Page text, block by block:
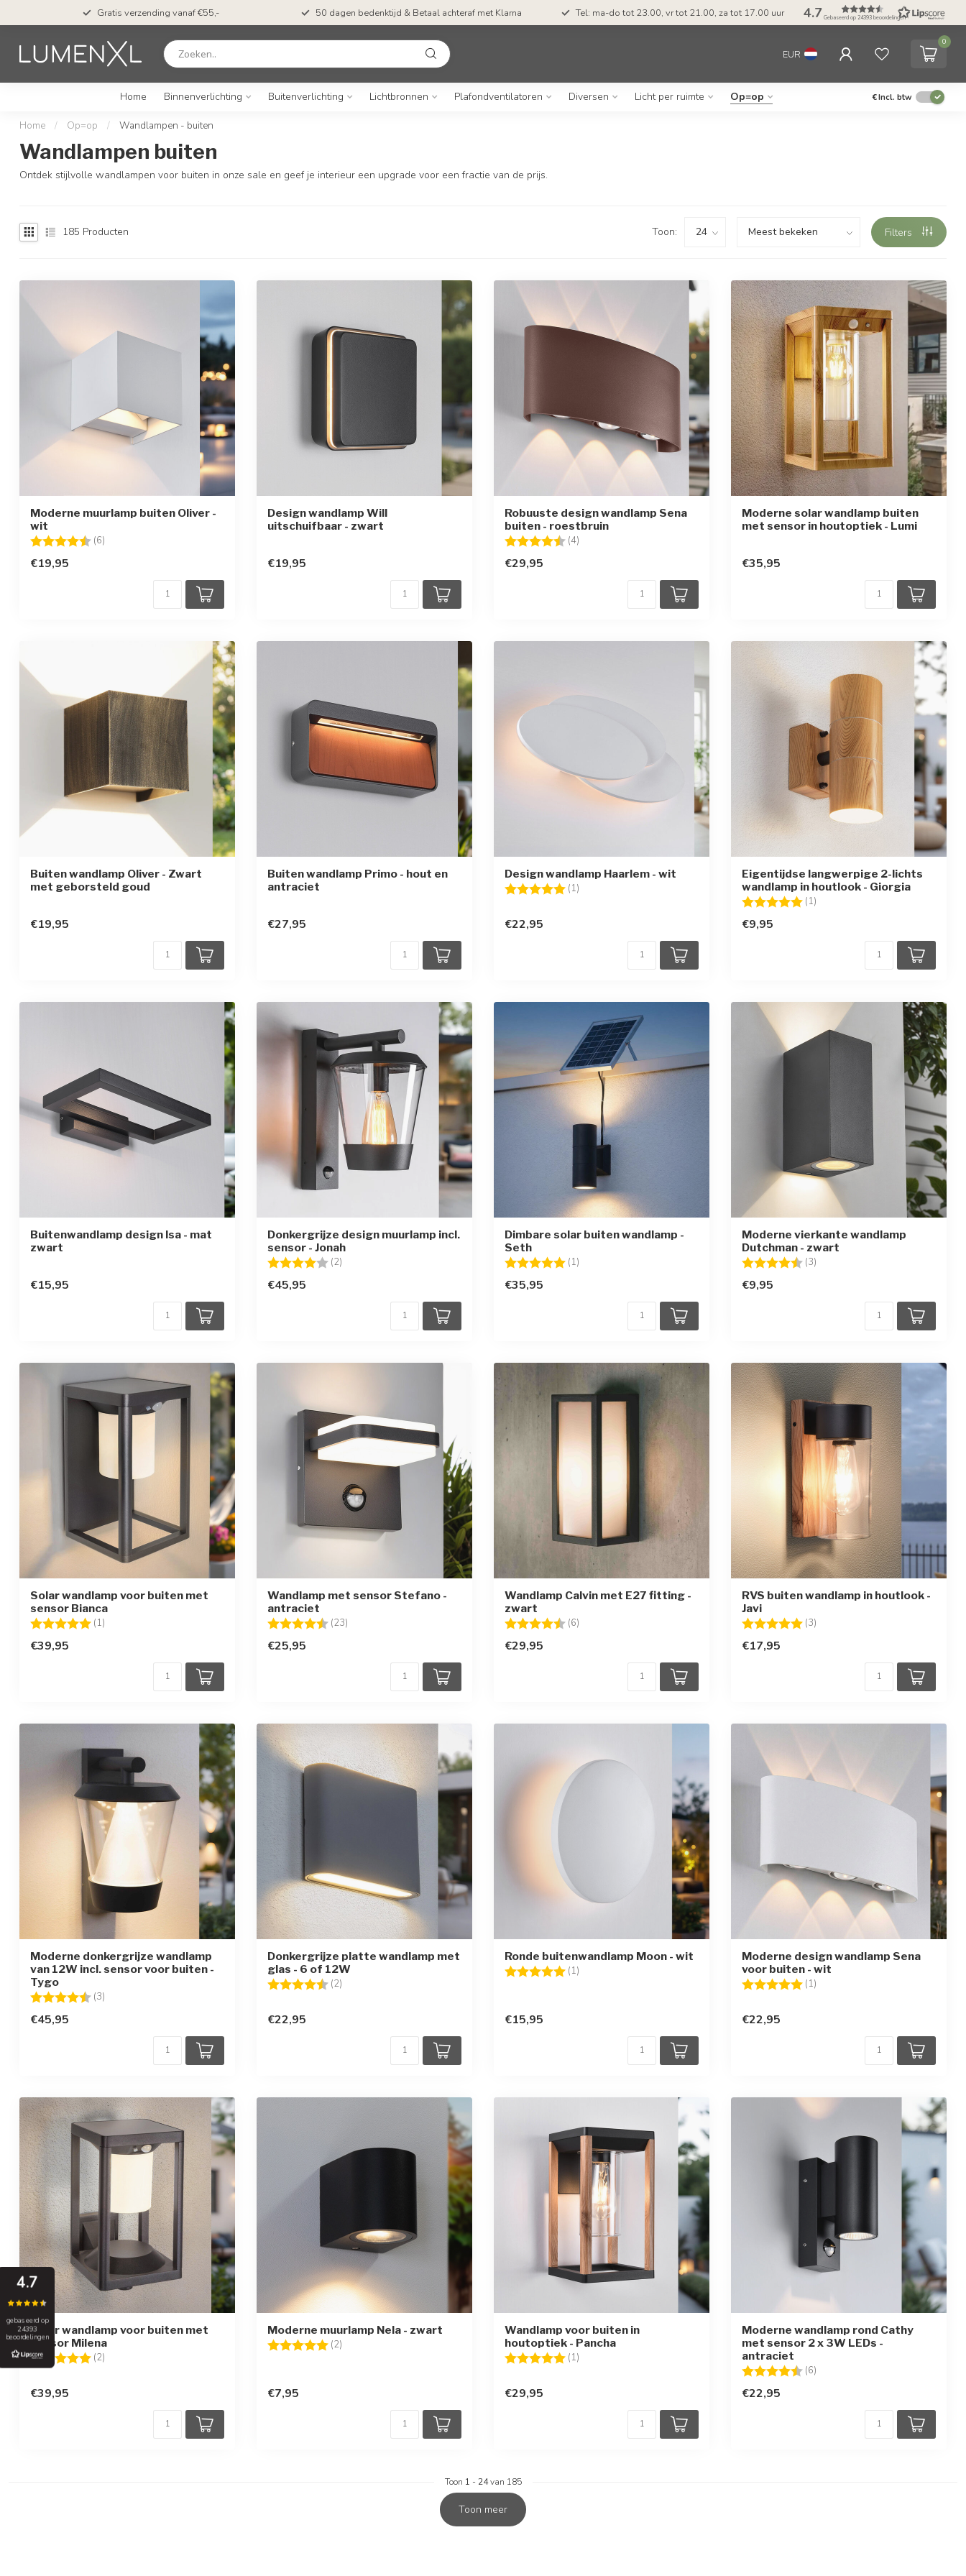
Gratis verzending vanaf €55,- 50 dagen bedenktijd & Betaal achteraf met Klarna Tel: ma-do tot 23.00, vr tot 21.00, za tot 17.00 uur 4.7 Gebaseerd op 24393 beoordelingen
EUR
0
Home Binnenverlichting Buitenverlichting Lichtbronnen Plafondventilatoren Diversen Licht per ruimte Op=op €Incl. btw
Home / Op=op / Wandlampen - buiten
Wandlampen buiten
Ontdek stijlvolle wandlampen voor buiten in onze sale en geef je interieur een upgrade voor een fractie van de prijs.
185 Producten Toon: Filters
Moderne muurlamp buiten Oliver -
wit
Beoordeling: (6)
€19,95
Design wandlamp Will
uitschuifbaar - zwart
€19,95
Robuuste design wandlamp Sena
buiten - roestbruin
Beoordeling: (4)
€29,95
Moderne solar wandlamp buiten
met sensor in houtoptiek - Lumi
€35,95
Buiten wandlamp Oliver - Zwart
met geborsteld goud
€19,95
Buiten wandlamp Primo - hout en
antraciet
€27,95
Design wandlamp Haarlem - wit
Beoordeling: (1)
€22,95
Eigentijdse langwerpige 2-lichts
wandlamp in houtlook - Giorgia
Beoordeling: (1)
€9,95
Buitenwandlamp design Isa - mat
zwart
€15,95
Donkergrijze design muurlamp incl.
sensor - Jonah
Beoordeling: (2)
€45,95
Dimbare solar buiten wandlamp -
Seth
Beoordeling: (1)
€35,95
Moderne vierkante wandlamp
Dutchman - zwart
Beoordeling: (3)
€9,95
Solar wandlamp voor buiten met
sensor Bianca
Beoordeling: (1)
€39,95
Wandlamp met sensor Stefano -
antraciet
Beoordeling: (23)
€25,95
Wandlamp Calvin met E27 fitting -
zwart
Beoordeling: (6)
€29,95
RVS buiten wandlamp in houtlook -
Javi
Beoordeling: (3)
€17,95
Moderne donkergrijze wandlamp
van 12W incl. sensor voor buiten -
Tygo
Beoordeling: (3)
€45,95
Donkergrijze platte wandlamp met
glas - 6 of 12W
Beoordeling: (2)
€22,95
Ronde buitenwandlamp Moon - wit
Beoordeling: (1)
€15,95
Moderne design wandlamp Sena
voor buiten - wit
Beoordeling: (1)
€22,95
Solar wandlamp voor buiten met
sensor Milena
Beoordeling: (2)
€39,95
Moderne muurlamp Nela - zwart
Beoordeling: (2)
€7,95
Wandlamp voor buiten in
houtoptiek - Pancha
Beoordeling: (1)
€29,95
Moderne wandlamp rond Cathy
met sensor 2 x 3W LEDs -
antraciet
Beoordeling: (6)
€22,95
Toon 1 - 24van 185
Toon meer
4.7
gebaseerd op
24393
beoordelingen